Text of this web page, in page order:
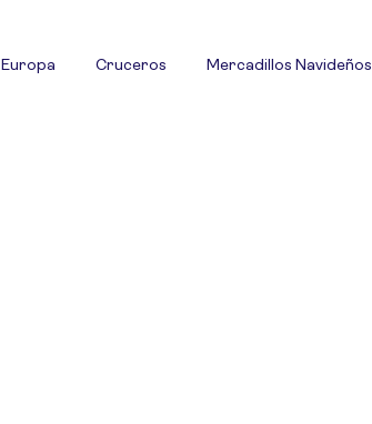
Europa Cruceros Mercadillos Navideños